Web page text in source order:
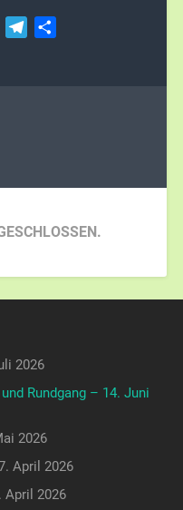
Telegram
2026
Rundgang – 14. Juni
2026
April 2026
April 2026